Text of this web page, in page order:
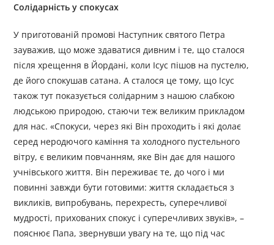
Солідарність у спокусах
У приготованій промові Наступник святого Петра
зауважив, що може здаватися дивним і те, що сталося
після хрещення в Йордані, коли Ісус пішов на пустелю,
де його спокушав сатана. А сталося це тому, що Ісус
також тут показується солідарним з нашою слабкою
людською природою, стаючи теж великим прикладом
для нас. «Спокуси, через які Він проходить і які долає
серед неродючого каміння та холодного пустельного
вітру, є великим повчанням, яке Він дає для нашого
учнівського життя. Він переживає те, до чого і ми
повинні завжди бути готовими: життя складається з
викликів, випробувань, перехресть, суперечливої
мудрості, прихованих спокус і суперечливих звуків», –
пояснює Папа, звернувши увагу на те, що під час